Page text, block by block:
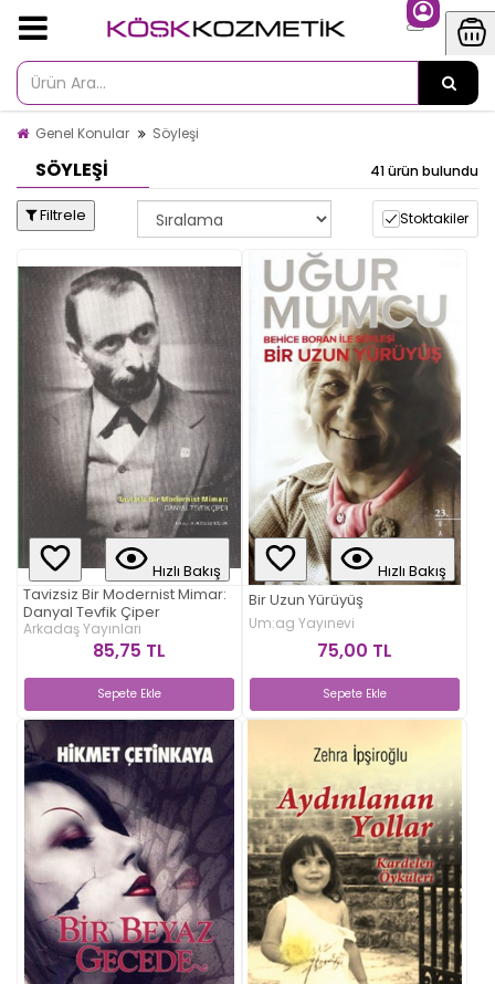
Genel Konular Söyleşi
SÖYLEŞI 41 ürün bulundu
Filtrele Stoktakiler
Hızlı Bakış
Tavizsiz Bir Modernist Mimar:
Danyal Tevfik Çiper
Arkadaş Yayınları
85,75 TL
Sepete Ekle
Hızlı Bakış
Bir Uzun Yürüyüş
Um:ag Yayınevi
75,00 TL
Sepete Ekle